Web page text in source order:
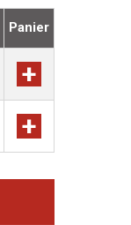
Panier
+
+